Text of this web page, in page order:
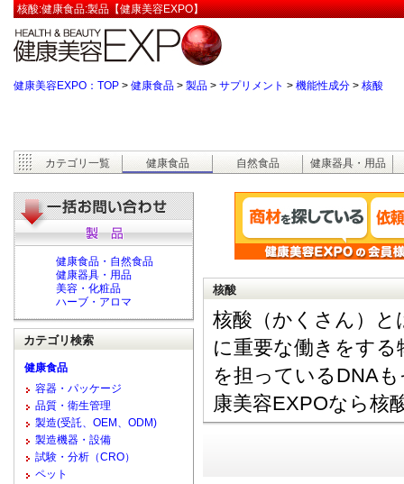
核酸:健康食品:製品【健康美容EXPO】
健康美容EXPO：TOP > 健康食品 > 製品 > サプリメント > 機能性成分 > 核酸
カテゴリ一覧 健康食品 自然食品 健康器具・用品
核酸
核酸（かくさん）と
に重要な働きをす
を担っているDNA
康美容EXPOなら核
健康食品・自然食品
健康器具・用品
美容・化粧品
ハーブ・アロマ
カテゴリ検索
健康食品
容器・パッケージ
品質・衛生管理
製造(受託、OEM、ODM)
製造機器・設備
試験・分析（CRO）
ペット